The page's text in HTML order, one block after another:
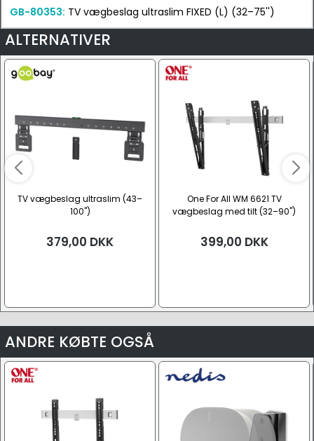
GB-80353: TV vægbeslag ultraslim FIXED (L) (32–75'')
ALTERNATIVER
TV vægbeslag ultraslim (43–
100")
379,00 DKK
One For All WM 6621 TV
vægbeslag med tilt (32–90")
399,00 DKK
ANDRE KØBTE OGSÅ